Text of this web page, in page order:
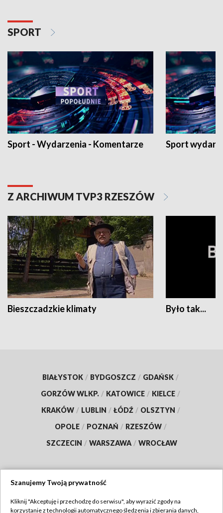
SPORT
Sport - Wydarzenia - Komentarze Sport
Z ARCHIWUM TVP3 RZESZÓW
Bieszczadzkie klimaty Było tak...
BIAŁYSTOK / BYDGOSZCZ / GDAŃSK /
GORZÓW WLKP. / KATOWICE / KIELCE /
KRAKÓW / LUBLIN / ŁÓDŹ / OLSZTYN /
OPOLE / POZNAŃ / RZESZÓW /
SZCZECIN / WARSZAWA / WROCŁAW
Szanujemy Twoją prywatność
Kliknij "Akceptuję i przechodzę do serwisu", aby wyrazić zgody na
korzystanie z technologii automatycznego śledzenia i zbierania danych,